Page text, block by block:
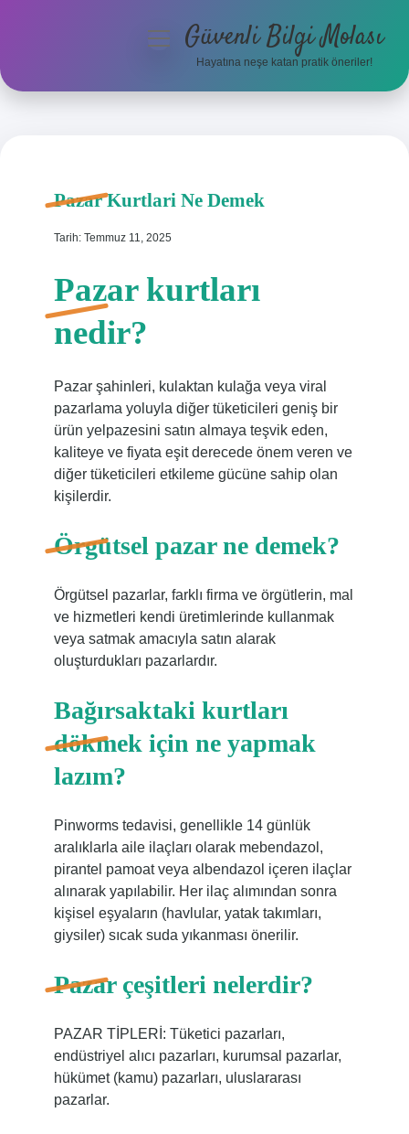
Anasayfa
menüyüGüvenli Bilgi Molası
Hayatına neşe katan pratik öneriler!
Pazar Kurtlari Ne Demek
Tarih: Temmuz 11, 2025
Pazar kurtları
nedir?
Pazar şahinleri, kulaktan kulağa veya viral
pazarlama yoluyla diğer tüketicileri geniş bir
ürün yelpazesini satın almaya teşvik eden,
kaliteye ve fiyata eşit derecede önem veren ve
diğer tüketicileri etkileme gücüne sahip olan
kişilerdir.
Örgütsel pazar ne demek?
Örgütsel pazarlar, farklı firma ve örgütlerin, mal
ve hizmetleri kendi üretimlerinde kullanmak
veya satmak amacıyla satın alarak
oluşturdukları pazarlardır.
Bağırsaktaki kurtları
dökmek için ne yapmak
lazım?
Pinworms tedavisi, genellikle 14 günlük
aralıklarla aile ilaçları olarak mebendazol,
pirantel pamoat veya albendazol içeren ilaçlar
alınarak yapılabilir. Her ilaç alımından sonra
kişisel eşyaların (havlular, yatak takımları,
giysiler) sıcak suda yıkanması önerilir.
Pazar çeşitleri nelerdir?
PAZAR TİPLERİ: Tüketici pazarları,
endüstriyel alıcı pazarları, kurumsal pazarlar,
hükümet (kamu) pazarları, uluslararası
pazarlar.